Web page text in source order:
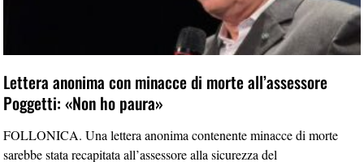
Lettera anonima con minacce di morte all’assessore
Poggetti: «Non ho paura»
FOLLONICA. Una lettera anonima contenente minacce di morte
sarebbe stata recapitata all’assessore alla sicurezza del